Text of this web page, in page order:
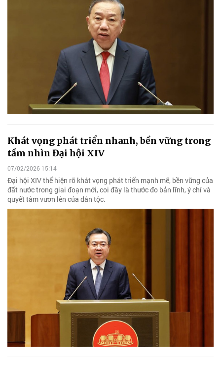
Khát vọng phát triển nhanh, bền vững trong
tầm nhìn Đại hội XIV
07/02/2026 15:14
Đại hội XIV thể hiện rõ khát vọng phát triển mạnh mẽ, bền vững của
đất nước trong giai đoạn mới, coi đây là thước đo bản lĩnh, ý chí và
quyết tâm vươn lên của dân tộc.